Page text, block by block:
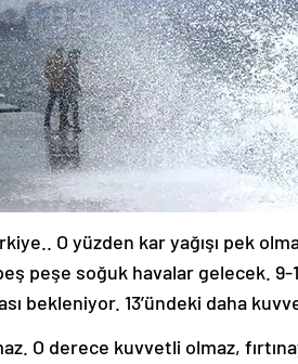
O yüzden kar yağışı pek
peşe soğuk havalar gelecek. 9-
bekleniyor. 13’ündeki daha
O derece kuvvetli olmaz,